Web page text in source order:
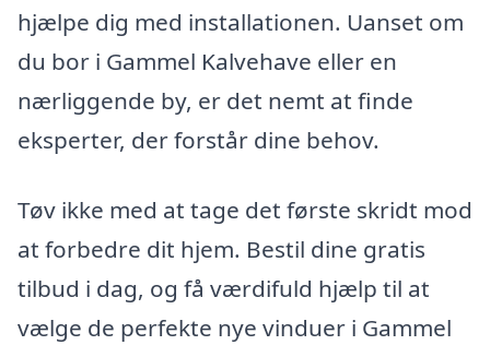
hjælpe dig med installationen. Uanset om
du bor i Gammel Kalvehave eller en
nærliggende by, er det nemt at finde
eksperter, der forstår dine behov.
Tøv ikke med at tage det første skridt mod
at forbedre dit hjem. Bestil dine gratis
tilbud i dag, og få værdifuld hjælp til at
vælge de perfekte nye vinduer i Gammel